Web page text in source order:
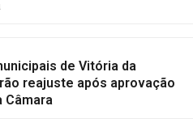
de Vitória da
reajuste após aprovação
Câmara